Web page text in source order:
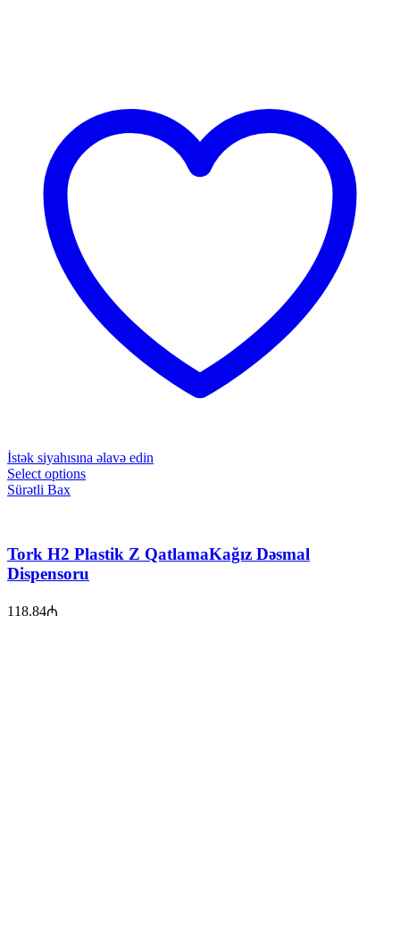
İstək siyahısına əlavə edin
Select options
Sürətli Bax
Tork H2 Plastik Z QatlamaKağız Dəsmal
Dispensoru
118.84₼